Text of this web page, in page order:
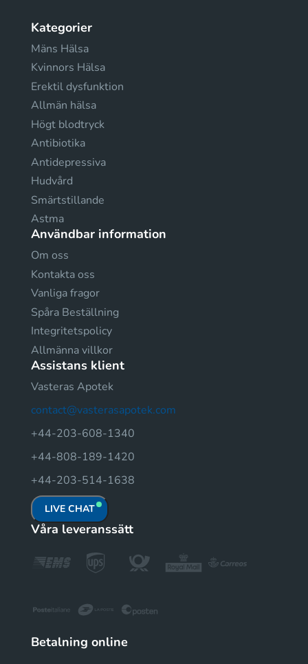
Kategorier
Mäns Hälsa
Kvinnors Hälsa
Erektil dysfunktion
Allmän hälsa
Högt blodtryck
Antibiotika
Antidepressiva
Hudvård
Smärtstillande
Astma
Användbar information
Om oss
Kontakta oss
Vanliga fragor
Spåra Beställning
Integritetspolicy
Allmänna villkor
Assistans klient
Vasteras Apotek
contact@vasterasapotek.com
+44-203-608-1340
+44-808-189-1420
+44-203-514-1638
LIVE CHAT
Våra leveranssätt
Betalning online